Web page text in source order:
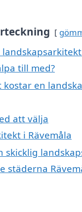
till med?
kostar en
att välja
i Rävemåla
skicklig
städerna